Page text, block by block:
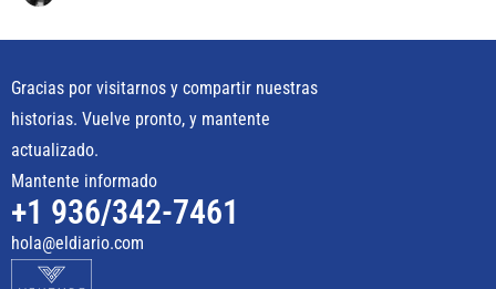
Gracias por visitarnos y compartir nuestras
historias. Vuelve pronto, y mantente
actualizado.
Mantente informado
+1 936/342-7461
hola@eldiario.com